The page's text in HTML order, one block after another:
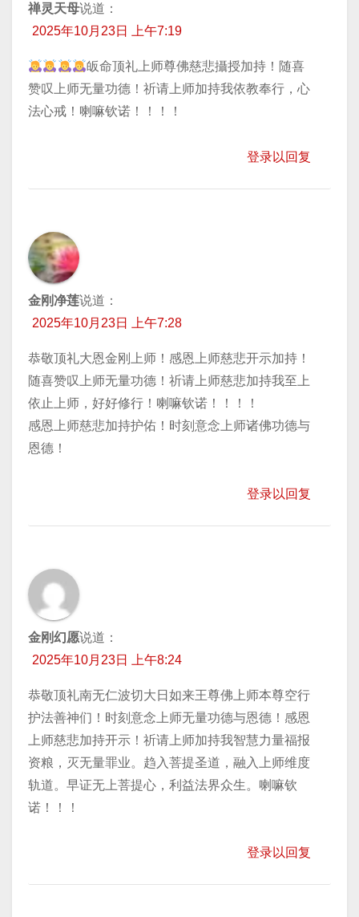
禅灵天母说道：
2025年10月23日 上午7:19
皈命顶礼上师尊佛慈悲攝授加持！随喜
赞叹上师无量功德！祈请上师加持我依教奉行，心
法心戒！喇嘛钦诺！！！！
登录以回复
金刚净莲说道：
2025年10月23日 上午7:28
恭敬顶礼大恩金刚上师！感恩上师慈悲开示加持！
随喜赞叹上师无量功德！祈请上师慈悲加持我至上
依止上师，好好修行！喇嘛钦诺！！！！
感恩上师慈悲加持护佑！时刻意念上师诸佛功德与
恩德！
登录以回复
金刚幻愿说道：
2025年10月23日 上午8:24
恭敬顶礼南无仁波切大日如来王尊佛上师本尊空行
护法善神们！时刻意念上师无量功德与恩德！感恩
上师慈悲加持开示！祈请上师加持我智慧力量福报
资粮，灭无量罪业。趋入菩提圣道，融入上师维度
轨道。早证无上菩提心，利益法界众生。喇嘛钦
诺！！！
登录以回复